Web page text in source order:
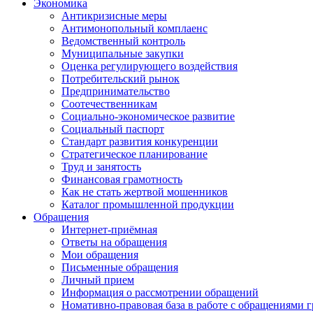
Экономика
Антикризисные меры
Антимонопольный комплаенс
Ведомственный контроль
Муниципальные закупки
Оценка регулирующего воздействия
Потребительский рынок
Предпринимательство
Соотечественникам
Социально-экономическое развитие
Социальный паспорт
Стандарт развития конкуренции
Стратегическое планирование
Труд и занятость
Финансовая грамотность
Как не стать жертвой мошенников
Каталог промышленной продукции
Обращения
Интернет-приёмная
Ответы на обращения
Мои обращения
Письменные обращения
Личный прием
Информация о рассмотрении обращений
Номативно-правовая база в работе с обращениями